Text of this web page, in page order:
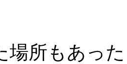
場所もあっ